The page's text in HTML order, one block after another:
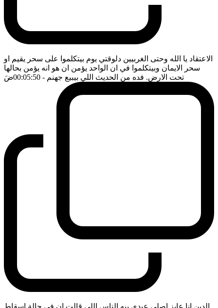
الاعتقاد يا الله وحتى الغربيين دلوقتي يوم بيتكلموا على سحر يقيم او
سحر الايمان وبيتكلموا في ان الواحد يؤمن ان هو انه يؤمن بحالها
تحت الارض. فده من الحديث اللي بيبيع جهنم - 00:05:50 ضَ
الدين انا عايز اصلي عبدي بيه الناس اللي قالت ان في حالة اسقاط